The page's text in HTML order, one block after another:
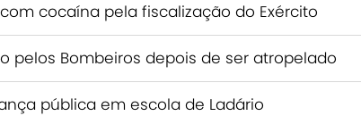
cocaína pela fiscalização do Exército
pelos Bombeiros depois de ser atropelado
pública em escola de Ladário